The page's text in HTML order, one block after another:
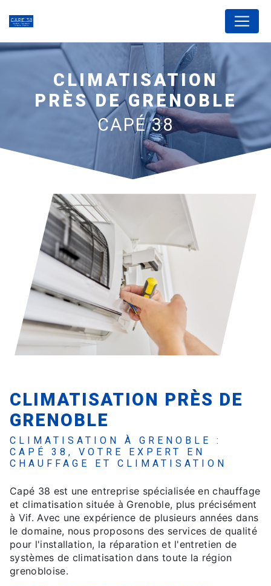
CLIMATISATION
PRÈS DE GRENOBLE
CAPÉ 38
CLIMATISATION PRÈS DE
GRENOBLE
CLIMATISATION À GRENOBLE :
CAPÉ 38, VOTRE EXPERT EN
CHAUFFAGE ET CLIMATISATION
Capé 38 est une entreprise spécialisée en chauffage
et climatisation située à Grenoble, plus précisément
à Vif. Avec une expérience de plusieurs années dans
le domaine, nous proposons des services de qualité
pour l'installation, la réparation et l'entretien de
systèmes de climatisation dans toute la région
grenobloise.